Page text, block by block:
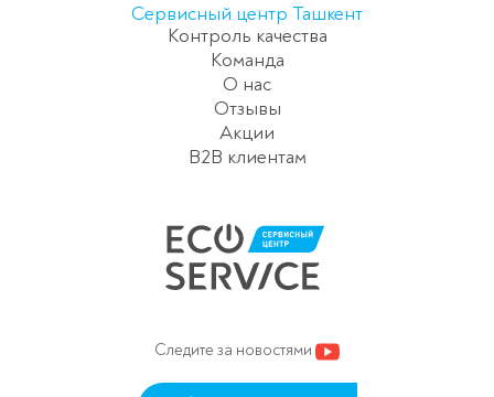
Сервисный центр Ташкент
Контроль качества
Команда
О нас
Отзывы
Акции
B2B клиентам
Следите за новостями